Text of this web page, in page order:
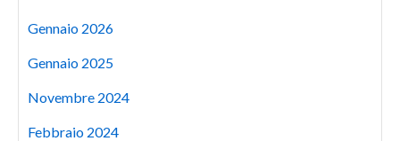
Gennaio 2026
Gennaio 2025
Novembre 2024
Febbraio 2024